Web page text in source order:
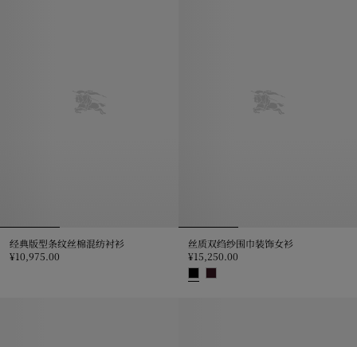
经典版型条纹丝棉混纺衬衫
¥10,975.00
经典版型条纹丝棉混纺衬衫, ¥10,975.00
丝质双绉纱围巾装饰女衫
¥15,250.00